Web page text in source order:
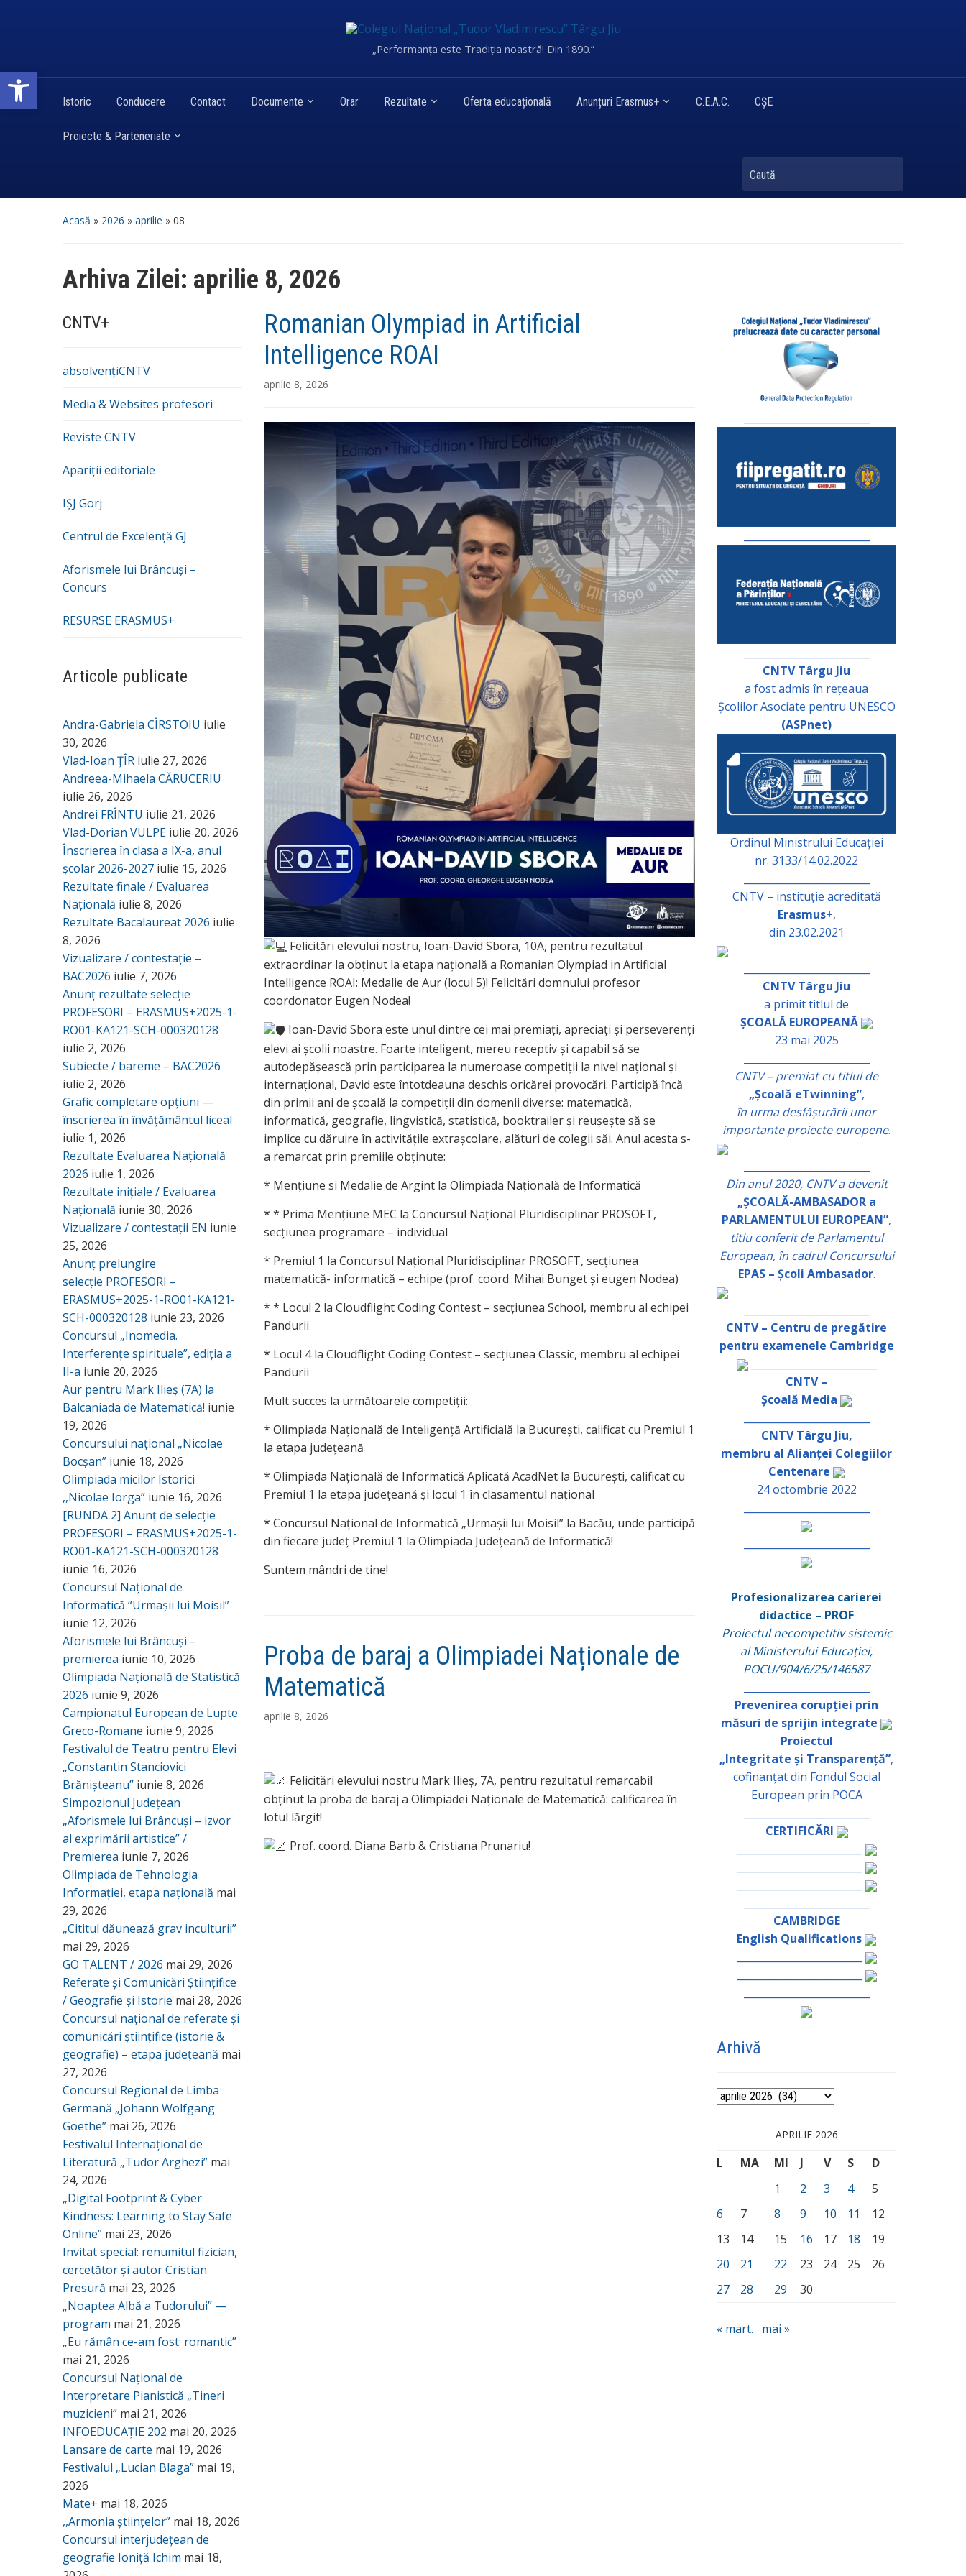
Deschide bara de unelte
„Performanța este Tradiția noastră! Din 1890.”
Istoric Conducere Contact Documente Orar Rezultate Oferta educațională Anunțuri Erasmus+ C.E.A.C. CȘE
Proiecte & Parteneriate
Caută
Acasă » 2026 » aprilie » 08
Arhiva Zilei: aprilie 8, 2026
CNTV+
absolvențiCNTV
Media & Websites profesori
Reviste CNTV
Apariții editoriale
IȘJ Gorj
Centrul de Excelență GJ
Aforismele lui Brâncuși –
Concurs
RESURSE ERASMUS+
Articole publicate
Andra-Gabriela CÎRSTOIU iulie
30, 2026
Vlad-Ioan ȚÎR iulie 27, 2026
Andreea-Mihaela CĂRUCERIU
iulie 26, 2026
Andrei FRÎNTU iulie 21, 2026
Vlad-Dorian VULPE iulie 20, 2026
Înscrierea în clasa a IX-a, anul
școlar 2026-2027 iulie 15, 2026
Rezultate finale / Evaluarea
Națională iulie 8, 2026
Rezultate Bacalaureat 2026 iulie
8, 2026
Vizualizare / contestație –
BAC2026 iulie 7, 2026
Anunț rezultate selecție
PROFESORI – ERASMUS+2025-1-
RO01-KA121-SCH-000320128
iulie 2, 2026
Subiecte / bareme – BAC2026
iulie 2, 2026
Grafic completare opțiuni —
înscrierea în învățământul liceal
iulie 1, 2026
Rezultate Evaluarea Națională
2026 iulie 1, 2026
Rezultate inițiale / Evaluarea
Națională iunie 30, 2026
Vizualizare / contestații EN iunie
25, 2026
Anunț prelungire
selecție PROFESORI –
ERASMUS+2025-1-RO01-KA121-
SCH-000320128 iunie 23, 2026
Concursul „Inomedia.
Interferențe spirituale”, ediția a
II-a iunie 20, 2026
Aur pentru Mark Ilieș (7A) la
Balcaniada de Matematică! iunie
19, 2026
Concursului național „Nicolae
Bocșan” iunie 18, 2026
Olimpiada micilor Istorici
,,Nicolae Iorga” iunie 16, 2026
[RUNDA 2] Anunț de selecție
PROFESORI – ERASMUS+2025-1-
RO01-KA121-SCH-000320128
iunie 16, 2026
Concursul Național de
Informatică “Urmașii lui Moisil”
iunie 12, 2026
Aforismele lui Brâncuși –
premierea iunie 10, 2026
Olimpiada Națională de Statistică
2026 iunie 9, 2026
Campionatul European de Lupte
Greco-Romane iunie 9, 2026
Festivalul de Teatru pentru Elevi
„Constantin Stanciovici
Brănișteanu” iunie 8, 2026
Simpozionul Județean
„Aforismele lui Brâncuși – izvor
al exprimării artistice” /
Premierea iunie 7, 2026
Olimpiada de Tehnologia
Informației, etapa națională mai
29, 2026
„Cititul dăunează grav inculturii”
mai 29, 2026
GO TALENT / 2026 mai 29, 2026
Referate și Comunicări Științifice
/ Geografie și Istorie mai 28, 2026
Concursul național de referate și
comunicări științifice (istorie &
geografie) – etapa județeană mai
27, 2026
Concursul Regional de Limba
Germană „Johann Wolfgang
Goethe” mai 26, 2026
Festivalul Internațional de
Literatură „Tudor Arghezi” mai
24, 2026
„Digital Footprint & Cyber
Kindness: Learning to Stay Safe
Online” mai 23, 2026
Invitat special: renumitul fizician,
cercetător și autor Cristian
Presură mai 23, 2026
„Noaptea Albă a Tudorului” —
program mai 21, 2026
„Eu rămân ce-am fost: romantic”
mai 21, 2026
Concursul Național de
Interpretare Pianistică „Tineri
muzicieni” mai 21, 2026
INFOEDUCAȚIE 202 mai 20, 2026
Lansare de carte mai 19, 2026
Festivalul „Lucian Blaga” mai 19,
2026
Mate+ mai 18, 2026
,,Armonia științelor” mai 18, 2026
Concursul interjudețean de
geografie Ioniță Ichim mai 18,
Romanian Olympiad in Artificial
Intelligence ROAI
aprilie 8, 2026
Felicitări elevului nostru, Ioan-David Sbora, 10A, pentru rezultatul
extraordinar la obținut la etapa națională a Romanian Olympiad in Artificial
Intelligence ROAI: Medalie de Aur (locul 5)! Felicitări domnului profesor
coordonator Eugen Nodea!
Ioan-David Sbora este unul dintre cei mai premiați, apreciați și perseverenți
elevi ai școlii noastre. Foarte inteligent, mereu receptiv și capabil să se
autodepășească prin participarea la numeroase competiții la nivel național și
internațional, David este întotdeauna deschis oricărei provocări. Participă încă
din primii ani de școală la competiții din domenii diverse: matematică,
informatică, geografie, lingvistică, statistică, booktrailer și reușește să se
implice cu dăruire în activitățile extrașcolare, alături de colegii săi. Anul acesta s-
a remarcat prin premiile obținute:
* Mențiune si Medalie de Argint la Olimpiada Națională de Informatică
* ⁠* Prima Mențiune MEC la Concursul Național Pluridisciplinar PROSOFT,
secțiunea programare – individual
* Premiul 1 la Concursul Național Pluridisciplinar PROSOFT, secțiunea
matematică- informatică – echipe (prof. coord. Mihai Bunget și eugen Nodea)
* ⁠* Locul 2 la Cloudflight Coding Contest – secțiunea School, membru al echipei
Pandurii
* Locul 4 la Cloudflight Coding Contest – secțiunea Classic, membru al echipei
Pandurii
Mult succes la următoarele competiții:
* Olimpiada Națională de Inteligență Artificială la București, calificat cu Premiul 1
la etapa județeană
* Olimpiada Națională de Informatică Aplicată AcadNet la București, calificat cu
Premiul 1 la etapa județeană și locul 1 în clasamentul național
* Concursul Național de Informatică „Urmașii lui Moisil” la Bacău, unde participă
din fiecare județ Premiul 1 la Olimpiada Județeană de Informatică!
Suntem mândri de tine!
Proba de baraj a Olimpiadei Naționale de
Matematică
aprilie 8, 2026
Felicitări elevului nostru Mark Ilieș, 7A, pentru rezultatul remarcabil
obținut la proba de baraj a Olimpiadei Naționale de Matematică: calificarea în
lotul lărgit!
Prof. coord. Diana Barb & Cristiana Prunariu!
CNTV Târgu Jiu
a fost admis în rețeaua
Școlilor Asociate pentru UNESCO
(ASPnet)
Ordinul Ministrului Educației
nr. 3133/14.02.2022
CNTV – instituție acreditată
Erasmus+,
din 23.02.2021
CNTV Târgu Jiu
a primit titlul de
ȘCOALĂ EUROPEANĂ
23 mai 2025
CNTV – premiat cu titlul de
„Școală eTwinning”,
în urma desfășurării unor
importante proiecte europene.
Din anul 2020, CNTV a devenit
„ȘCOALĂ-AMBASADOR a
PARLAMENTULUI EUROPEAN”,
titlu conferit de Parlamentul
European, în cadrul Concursului
EPAS – Școli Ambasador.
CNTV – Centru de pregătire
pentru examenele Cambridge
_________________________
CNTV –
Școală Media
CNTV Târgu Jiu,
membru al Alianței Colegiilor
Centenare
24 octombrie 2022
Profesionalizarea carierei
didactice – PROF
Proiectul necompetitiv sistemic
al Ministerului Educației,
POCU/904/6/25/146587
Prevenirea corupției prin
măsuri de sprijin integrate
Proiectul
„Integritate și Transparență”,
cofinanțat din Fondul Social
European prin POCA
CERTIFICĂRI
CAMBRIDGE
English Qualifications
Arhivă
Arhivă
APRILIE 2026
L MA MI J V S
D
1
2 3 4
5
6
7 8 9 10 11
12
13
14 15 16 17 18
19
20
21 22 23 24 25
26
27
28 29 30
« mart. mai »